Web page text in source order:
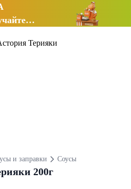
и заправки Соусы
200г